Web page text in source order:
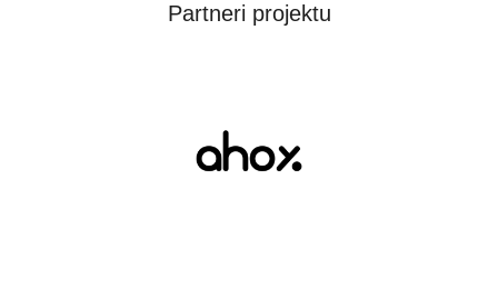
Partneri projektu